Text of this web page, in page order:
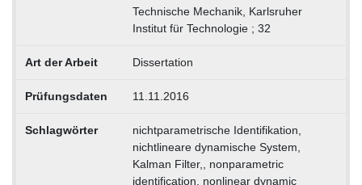
Technische Mechanik, Karlsruher
Institut für Technologie ; 32
Art der Arbeit Dissertation
Prüfungsdaten 11.11.2016
Schlagwörter
nichtparametrische Identifikation,
nichtlineare dynamische System,
Kalman Filter,, nonparametric
identification, nonlinear dynamic